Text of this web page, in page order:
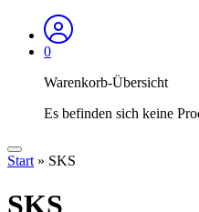
0
Warenkorb-Übersicht
Es befinden sich keine
Start » SKS
SKS